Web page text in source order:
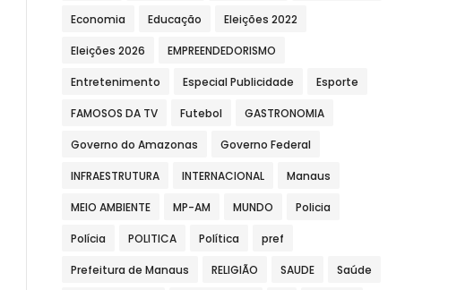
Economia Educação Eleições 2022
Eleições 2026 EMPREENDEDORISMO
Entretenimento Especial Publicidade Esporte
FAMOSOS DA TV Futebol GASTRONOMIA
Governo do Amazonas Governo Federal
INFRAESTRUTURA INTERNACIONAL Manaus
MEIO AMBIENTE MP-AM MUNDO Policia
Polícia POLITICA Política pref
Prefeitura de Manaus RELIGIÃO SAUDE Saúde